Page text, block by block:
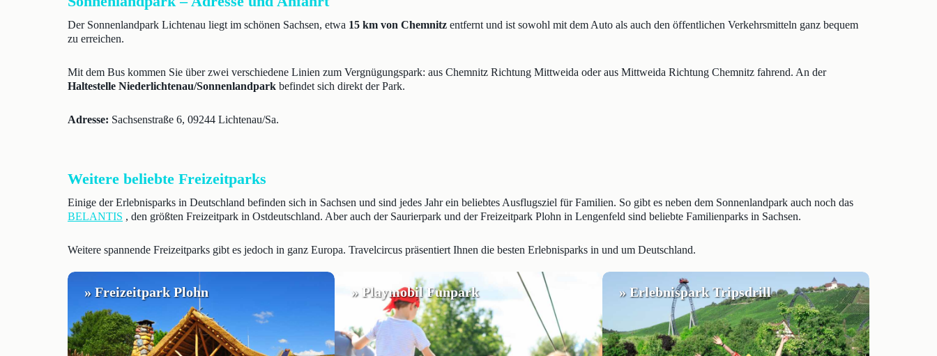
Der Sonnenlandpark Lichtenau liegt im schönen Sachsen, etwa 15 km von Chemnitz entfernt und ist sowohl mit dem Auto als auch den öffentlichen Verkehrsmitteln ganz bequem
zu erreichen.
Mit dem Bus kommen Sie über zwei verschiedene Linien zum Vergnügungspark: aus Chemnitz Richtung Mittweida oder aus Mittweida Richtung Chemnitz fahrend. An der
Haltestelle Niederlichtenau/Sonnenlandpark befindet sich direkt der Park.
Adresse: Sachsenstraße 6, 09244 Lichtenau/Sa.
Weitere beliebte Freizeitparks
Einige der Erlebnisparks in Deutschland befinden sich in Sachsen und sind jedes Jahr ein beliebtes Ausflugsziel für Familien. So gibt es neben dem Sonnenlandpark auch noch das
BELANTIS , den größten Freizeitpark in Ostdeutschland. Aber auch der Saurierpark und der Freizeitpark Plohn in Lengenfeld sind beliebte Familienparks in Sachsen.
Weitere spannende Freizeitparks gibt es jedoch in ganz Europa. Travelcircus präsentiert Ihnen die besten Erlebnisparks in und um Deutschland.
» Freizeitpark Plohn » Playmobil Funpark » Erlebnispark Tripsdrill